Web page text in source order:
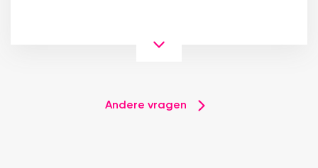
Andere vragen